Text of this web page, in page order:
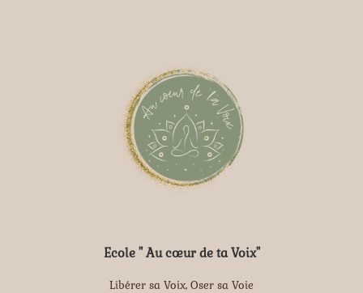
Ecole " Au cœur de ta Voix"
Libérer sa Voix, Oser sa Voie